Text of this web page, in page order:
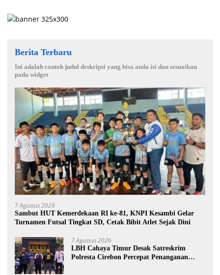
Berita Terbaru
Ini adalah contoh judul deskripsi yang bisa anda isi dan sesuaikan
pada widget
7 Agustus 2026
Sambut HUT Kemerdekaan RI ke-81, KNPI Kesambi Gelar
Turnamen Futsal Tingkat SD, Cetak Bibit Atlet Sejak Dini
7 Agustus 2026
LBH Cahaya Timur Desak Satreskrim
Polresta Cirebon Percepat Penanganan